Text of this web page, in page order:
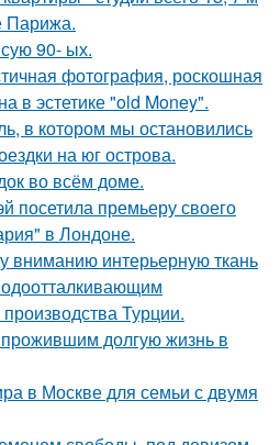
Парижа.
90- ых.
фотография, роскошная
в эстетике "old Money".
в котором мы остановились
на юг острова.
во всём доме.
посетила премьеру своего
в Лондоне.
интерьерную ткань
Турции.
долгую жизнь в
в Москве для семьи с двумя